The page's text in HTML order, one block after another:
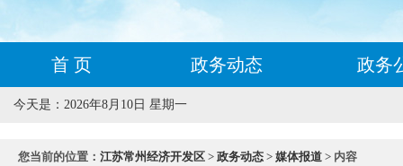
首 页 政务动态 政务
今天是： 2026年8月10日 星期一
您当前的位置： 江苏常州经济开发区 > 政务动态 > 媒体报道 > 内容